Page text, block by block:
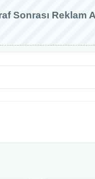
Sonrası Reklam